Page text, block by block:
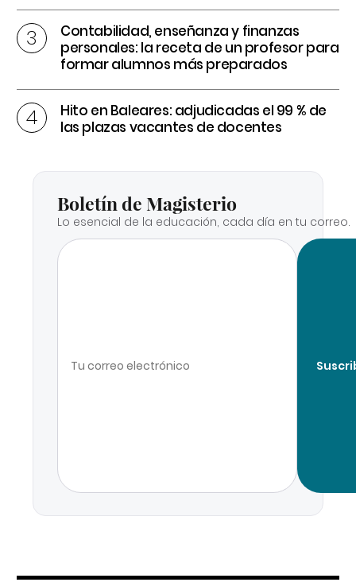
Contabilidad, enseñanza y finanzas
personales: la receta de un profesor para
formar alumnos más preparados
Hito en Baleares: adjudicadas el 99 % de
las plazas vacantes de docentes
Boletín de Magisterio
Lo esencial de la educación, cada día en tu correo.